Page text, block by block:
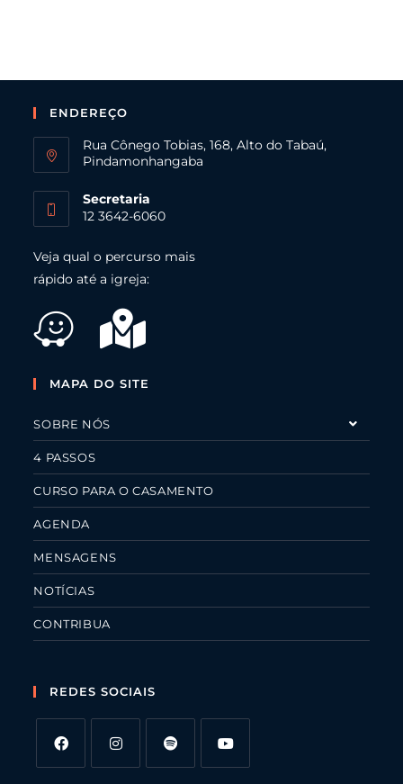
ENDEREÇO
Rua Cônego Tobias, 168, Alto do Tabaú,
Pindamonhangaba
Secretaria
12 3642-6060
Veja qual o percurso mais
rápido até a igreja:
MAPA DO SITE
SOBRE NÓS
4 PASSOS
CURSO PARA O CASAMENTO
AGENDA
MENSAGENS
NOTÍCIAS
CONTRIBUA
REDES SOCIAIS